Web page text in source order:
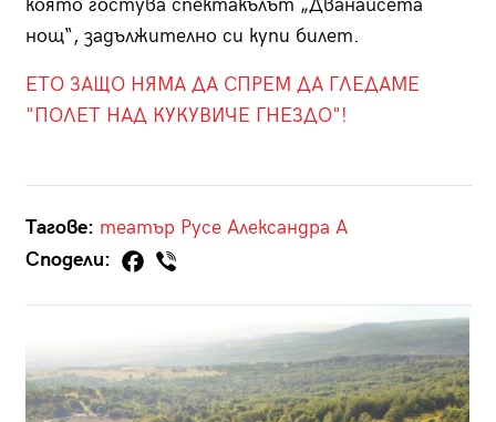
която гостува спектакълът „Дванайсета
нощ“, задължително си купи билет.
ЕТО ЗАЩО НЯМА ДА СПРЕМ ДА ГЛЕДАМЕ
"ПОЛЕТ НАД КУКУВИЧЕ ГНЕЗДО"!
Тагове: театър Русе Александра А
Сподели: